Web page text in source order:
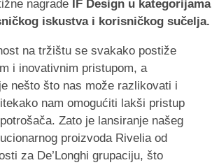
nagrade IF Design u kategorijama
iskustva i korisničkog sučelja.
na tržištu se svakako postiže
i inovativnim pristupom, a
nešto što nas može razlikovati i
nam omogućiti lakši pristup
Zato je lansiranje našeg
proizvoda Rivelia od
za De’Longhi grupaciju, što